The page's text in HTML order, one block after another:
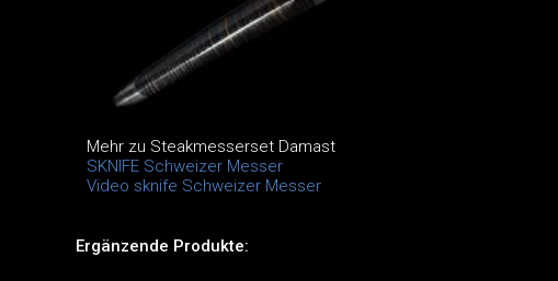
Mehr zu Steakmesserset Damast
SKNIFE Schweizer Messer
Video sknife Schweizer Messer
Ergänzende Produkte: